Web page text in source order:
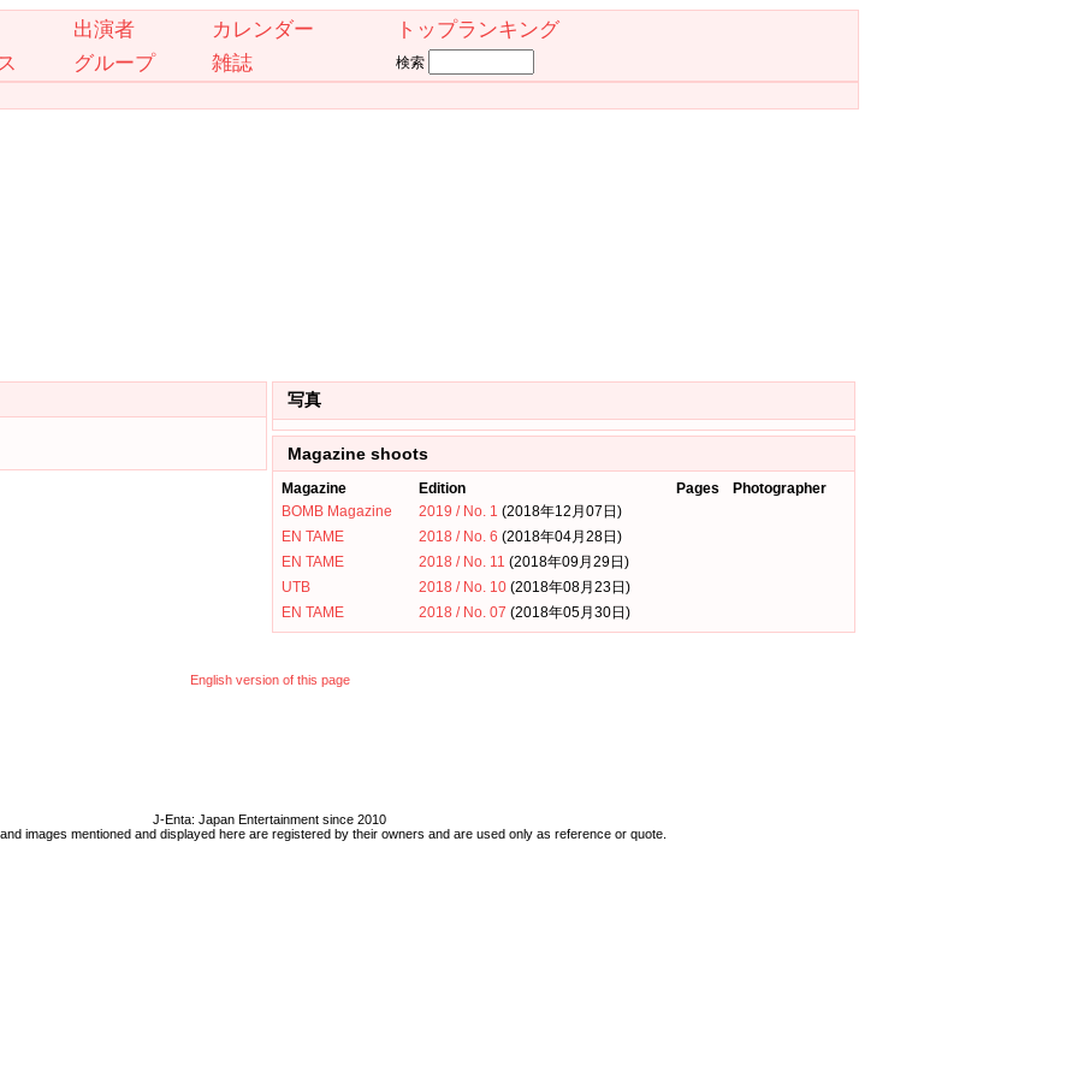
出演者 カレンダー
トップランキング
グループ 雑誌
検索
写真
Magazine shoots
Magazine Edition Pages
Photographer
BOMB Magazine
2019 / No. 1 (2018年12月07日)
EN TAME
2018 / No. 6 (2018年04月28日)
EN TAME
2018 / No. 11 (2018年09月29日)
UTB
2018 / No. 10 (2018年08月23日)
EN TAME
2018 / No. 07 (2018年05月30日)
English version of this page
J-Enta: Japan Entertainment since 2010
images mentioned and displayed here are registered by their owners and are used only as reference or quote.